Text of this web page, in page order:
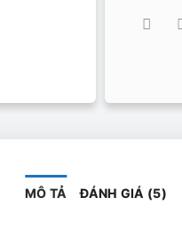
MÔ TẢ ĐÁNH GIÁ (5)